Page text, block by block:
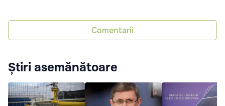
Comentarii
Știri asemănătoare